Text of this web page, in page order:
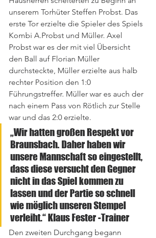
unserem Torhüter Steffen Probst. Das
erste Tor erzielte die Spieler des Spiels
Kombi A.Probst und Müller. Axel
Probst war es der mit viel Übersicht
den Ball auf Florian Müller
durchsteckte, Müller erzielte aus halb
rechter Position den 1:0
Führungstreffer. Müller war es auch der
nach einem Pass von Rötlich zur Stelle
war und das 2:0 erzielte.
„Wir hatten großen Respekt vor
Braunsbach. Daher haben wir
unsere Mannschaft so eingestellt,
dass diese versucht den Gegner
nicht in das Spiel kommen zu
lassen und der Partie so schnell
wie möglich unseren Stempel
verleiht.“ Klaus Fester -Trainer
Den zweiten Durchgang begann